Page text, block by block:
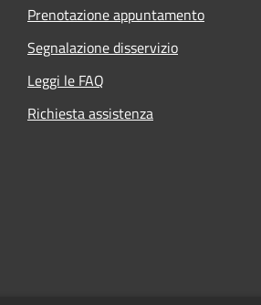
Prenotazione appuntamento
Segnalazione disservizio
Leggi le FAQ
Richiesta assistenza